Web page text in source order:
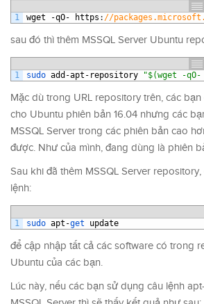
1
wget -qO- https : //
sau đó thì thêm MSSQL Server Ubuntu
1
sudo add -apt - repository "$(wget -
Mặc dù trong URL repository trên, các
cho Ubuntu phiên bản 16.04 nhưng các
MSSQL Server trong các phiên bản cao
được. Như của mình, đang dùng là phiên
Sau khi đã thêm MSSQL Server
lệnh:
1
sudo apt -get update
để cập nhập tất cả các software có trong
Ubuntu của các bạn.
Lúc này, nếu các bạn sử dụng câu lệnh